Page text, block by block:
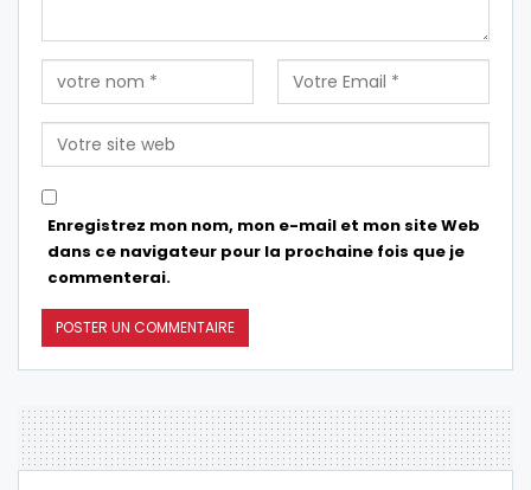
Enregistrez mon nom, mon e-mail et mon site Web
dans ce navigateur pour la prochaine fois que je
commenterai.